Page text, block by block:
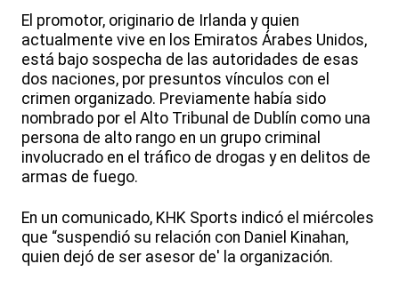
El promotor, originario de Irlanda y quien
actualmente vive en los Emiratos Árabes Unidos,
está bajo sospecha de las autoridades de esas
dos naciones, por presuntos vínculos con el
crimen organizado. Previamente había sido
nombrado por el Alto Tribunal de Dublín como una
persona de alto rango en un grupo criminal
involucrado en el tráfico de drogas y en delitos de
armas de fuego.
En un comunicado, KHK Sports indicó el miércoles
que “suspendió su relación con Daniel Kinahan,
quien dejó de ser asesor de' la organización.